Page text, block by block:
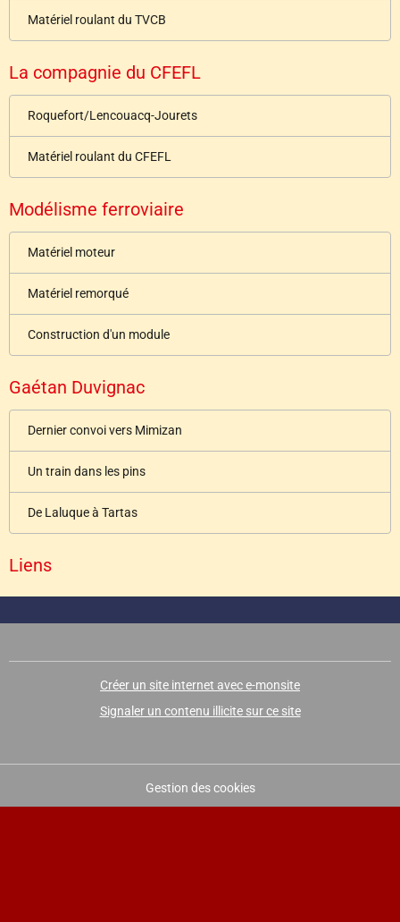
Matériel roulant du TVCB
La compagnie du CFEFL
Roquefort/Lencouacq-Jourets
Matériel roulant du CFEFL
Modélisme ferroviaire
Matériel moteur
Matériel remorqué
Construction d'un module
Gaétan Duvignac
Dernier convoi vers Mimizan
Un train dans les pins
De Laluque à Tartas
Liens
Créer un site internet avec e-monsite
Signaler un contenu illicite sur ce site
Gestion des cookies